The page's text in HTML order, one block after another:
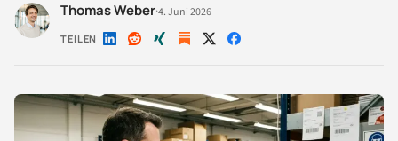
Thomas Weber·4. Juni 2026
TEILEN Auf Auf Auf Auf Auf